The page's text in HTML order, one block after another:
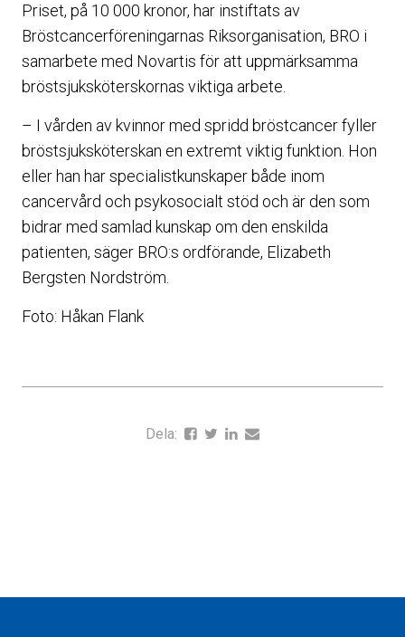
Priset, på 10 000 kronor, har instiftats av
Bröstcancerföreningarnas Riksorganisation, BRO i
samarbete med Novartis för att uppmärksamma
bröstsjuksköterskornas viktiga arbete.
– I vården av kvinnor med spridd bröstcancer fyller
bröstsjuksköterskan en extremt viktig funktion. Hon
eller han har specialistkunskaper både inom
cancervård och psykosocialt stöd och är den som
bidrar med samlad kunskap om den enskilda
patienten, säger BRO:s ordförande, Elizabeth
Bergsten Nordström.
Foto: Håkan Flank
Dela: